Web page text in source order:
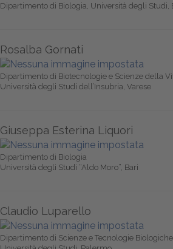
Dipartimento di Biologia, Università degli Studi,
Rosalba Gornati
Dipartimento di Biotecnologie e Scienze della
Università degli Studi dell’Insubria, Varese
Giuseppa Esterina Liquori
Dipartimento di Biologia
Università degli Studi “Aldo Moro”, Bari
Claudio Luparello
Dipartimento di Scienze e Tecnologie